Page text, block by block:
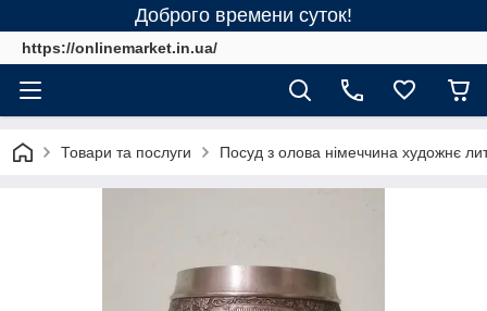
Доброго времени суток!
https://onlinemarket.in.ua/
Товари та послуги Посуд з олова німеччина художнє